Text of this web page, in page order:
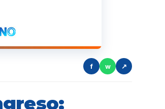
f w ↗